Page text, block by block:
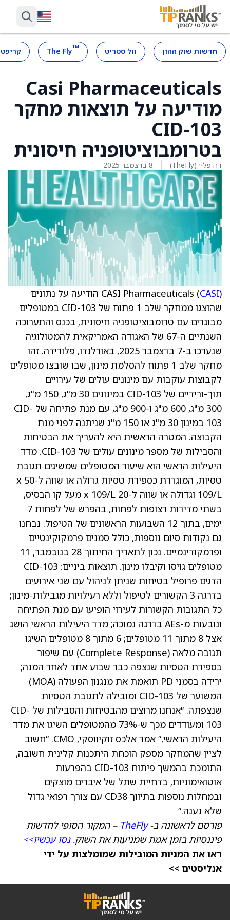
חדשות שוק ההון וול סטריט ™
The Fly
Casi Pharmaceuticals
מודיעה על תוצאות מחקר
CID-103
בטרומבוציטופניה חיסונית
דה פליי (TheFly) 8 בדצמבר 2025
CASI Pharmaceuticals (CASI
) הודיעה על נתונים
שהוצגו ממחקר שלב 1 פתוח של CID-103 במטופלים
מבוגרים עם טרומבוציטופניה חיסונית, בכנס והתערוכה
השנתיים ה-67 של האגודה האמריקאית להמטולוגיה
שנערכו ב-7 בדצמבר 2025, באורלנדו, פלורידה. זהו
מחקר שלב 1 פתוח להסלמת מינון, שבו שובצו מטופלים
לקבוצות עוקבות עם מינונים עולים של עירויים
תוך-ורידיים של CID-103 במינונים 30 מ"ג, 150 מ"ג,
300 מ"ג, 600 מ"ג ו-900 מ"ג, עם מנת פתיחה של CID-
103 במינון 30 מ"ג או 150 מ"ג שניתנה לפני מנת
הקבוצה. המטרה הראשית היא להעריך את הבטיחות
והסבילות של מספר מינונים עולים של CID-103. מדד
היעילות הראשי הוא שיעור המטופלים שמשיגים תגובת
טסיות, המוגדרת כספירת טסיות גדולה או שווה ל-50 x
109/L וגדולה או שווה ל-20 x 109/L מעל קו הבסיס,
בשתי מדידות רצופות לפחות, בהפרש של לפחות 7
ימים, בתוך 12 השבועות הראשונים של הטיפול. נבחנו
גם נקודות סיום נוספות, כולל סמנים פרמקוקינטיים
ופרמקודינמיים. נכון לתאריך החיתוך 28 בנובמבר, 11
מטופלים גויסו וקיבלו מינון. תוצאות ביניים: CID-103
הדגים פרופיל בטיחות שניתן לניהול עם שני אירועים
בדרגה 3 הקשורים לטיפול וללא רעילויות מגבילות-מינון;
כל התגובות הקשורות לעירוי הופיעו עם מנת הפתיחה
ונובעות מ-AEs בדרגה נמוכה; מדד היעילות הראשי הושג
אצל 8 מתוך 11 מטופלים; 6 מתוך 8 מטופלים השיגו
תגובה מלאה (Complete Response) עם שיפור
בספירת הטסיות שנצפה כבר שבוע אחד לאחר המנה;
ירידה בסמני PD תואמת את מנגנון הפעולה (MOA)
המשוער של CID-103 ומובילה לתגובת הטסיות
שנצפתה. “אנחנו מרוצים מהבטיחות והסבילות של CID-
103 ומעודדים מכך ש-73% מהמטופלים השיגו את מדד
היעילות הראשי,” אמר אלכס זוקיווסקי, CMO. “חשוב
לציין שהמחקר מספק הוכחת היתכנות קלינית חשובה,
התומכת בהמשך פיתוח CID-103 בהפרעות
אוטואימוניות, בדחיית שתל של איברים מוצקים
ובמחלות נוספות בתיווך CD38 עם צורך רפואי גדול
שלא נענה.”
פורסם לראשונה ב-TheFly – המקור הסופי לחדשות
פיננסיות בזמן אמת שמניעות את השוק.נסו עכשיו>>
ראו את המניות המובילות שמומלצות על ידי
אנליסטים >>